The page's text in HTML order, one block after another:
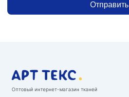
Отправить
Оптовый интернет-магазин тканей